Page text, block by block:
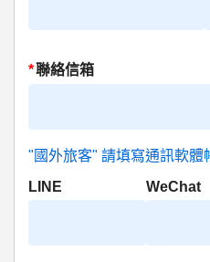
*聯絡信箱
"國外旅客" 請填寫通訊軟體
LINE
WeChat